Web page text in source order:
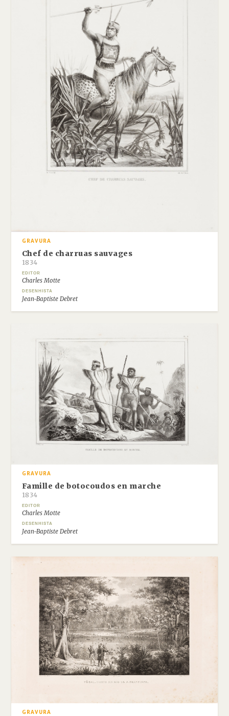
GRAVURA
Chef de charruas sauvages
1834
EDITOR
Charles Motte
DESENHISTA
Jean-Baptiste Debret
GRAVURA
Famille de botocoudos en marche
1834
EDITOR
Charles Motte
DESENHISTA
Jean-Baptiste Debret
GRAVURA